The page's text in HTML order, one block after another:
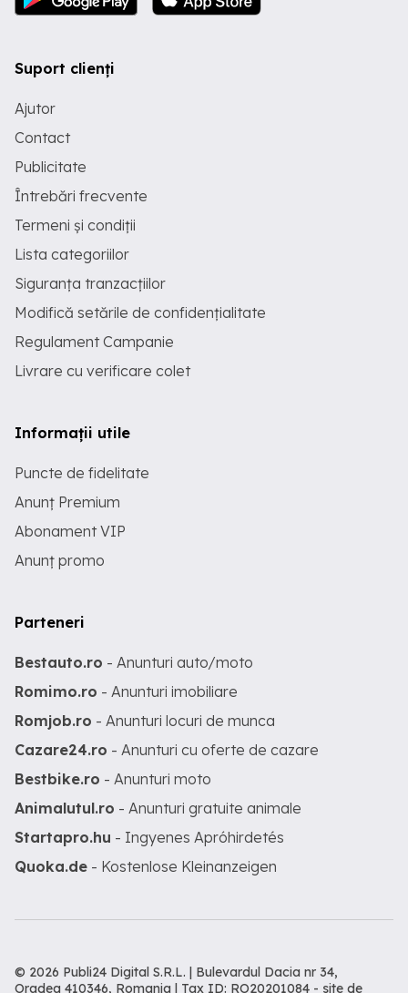
Suport clienți
Ajutor
Contact
Publicitate
Întrebări frecvente
Termeni și condiții
Lista categoriilor
Siguranța tranzacțiilor
Modifică setările de confidențialitate
Regulament Campanie
Livrare cu verificare colet
Informații utile
Puncte de fidelitate
Anunț Premium
Abonament VIP
Anunț promo
Parteneri
Bestauto.ro - Anunturi auto/moto
Romimo.ro - Anunturi imobiliare
Romjob.ro - Anunturi locuri de munca
Cazare24.ro - Anunturi cu oferte de cazare
Bestbike.ro - Anunturi moto
Animalutul.ro - Anunturi gratuite animale
Startapro.hu - Ingyenes Apróhirdetés
Quoka.de - Kostenlose Kleinanzeigen
© 2026 Publi24 Digital S.R.L. | Bulevardul Dacia nr 34,
Oradea 410346, Romania | Tax ID: RO20201084 - site de